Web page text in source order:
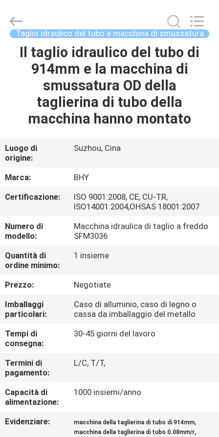
CASA
PRODOTTI
CIRCA
GIRO
DELLA
FABBRICA
CONTROLLO
DI
QUALITÀ
MAPPA
DEL
SITO
SULLA
PRIVACY
Bohyar
Engineering
Material
Technology(Suzhou)Co.,
Taglio idraulico del tubo e macchina di smussatura
Il taglio idraulico del tubo di
914mm e la macchina di
smussatura OD della
taglierina di tubo della
macchina hanno montato
Luogo di
origine:
Suzhou, Cina
Marca:
BHY
Certificazione:
ISO 9001:2008, CE, CU-TR,
ISO14001:2004,OHSAS 18001:2007
Numero di
modello:
Macchina idraulica di taglio a freddo
SFM3036
Quantità di
ordine minimo:
1 insieme
Prezzo:
Negotiate
Imballaggi
particolari:
Caso di alluminio, caso di legno o
cassa da imballaggio del metallo
Tempi di
consegna:
30-45 giorni del lavoro
Termini di
pagamento:
L/C, T/T,
Capacità di
alimentazione:
1000 insiemi/anno
Evidenziare: macchina della taglierina di tubo di 914mm,
macchina della taglierina di tubo 0.08mm/r,